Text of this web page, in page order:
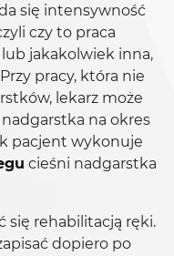
się intensywność
czy to praca
jakakolwiek inna,
pracy, która nie
lekarz może
na okres
pacjent wykonuje
cieśni nadgarstka
się rehabilitacją ręki.
dopiero po